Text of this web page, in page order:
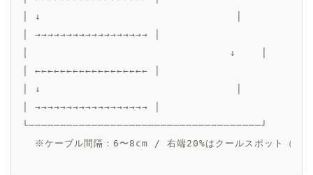
│ ↓                               │
│ →→→→→→→→→→→→→→→→→→ │
│                                ↓    │
│ ←←←←←←←←←←←←←←←←←← │
│ ↓                               │
│ →→→→→→→→→→→→→→→→→→ │
└─────────────────────────────────────┘
※ケーブル間隔：6〜8cm / 右端20%はクールスポット（ケー